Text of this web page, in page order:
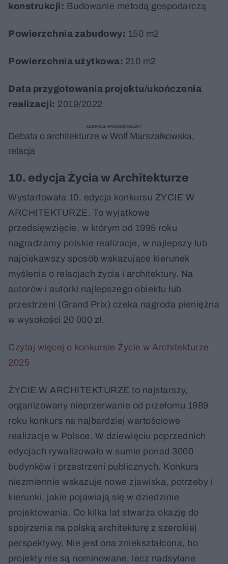
konstrukcji: Budowanie metodą gospodarczą
Powierzchnia zabudowy: 150 m2
Powierzchnia użytkowa: 210 m2
Data przygotowania projektu/ukończenia
realizacji: 2019/2022
Debata o architekturze w Wolf Marszałkowska,
relacja
MATERIAŁ SPONSOROWANY
10. edycja Życia w Architekturze
Wystartowała 10. edycja konkursu ŻYCIE W
ARCHITEKTURZE. To wyjątkowe
przedsięwzięcie, w którym od 1995 roku
nagradzamy polskie realizacje, w najlepszy lub
najciekawszy sposób wskazujące kierunek
myślenia o relacjach życia i architektury. Na
autorów i autorki najlepszego obiektu lub
przestrzeni (Grand Prix) czeka nagroda pieniężna
w wysokości 20 000 zł.
Czytaj więcej o konkursie Życie w Architekturze
2025
ŻYCIE W ARCHITEKTURZE to najstarszy,
organizowany nieprzerwanie od przełomu 1989
roku konkurs na najbardziej wartościowe
realizacje w Polsce. W dziewięciu poprzednich
edycjach rywalizowało w sumie ponad 3000
budynków i przestrzeni publicznych. Konkurs
niezmiennie wskazuje nowe zjawiska, potrzeby i
kierunki, jakie pojawiają się w dziedzinie
projektowania. Co kilka lat stwarza okazję do
spojrzenia na polską architekturę z szerokiej
perspektywy. Nie jest ona zniekształcona, bo
projekty nie są nominowane, lecz nadsyłane